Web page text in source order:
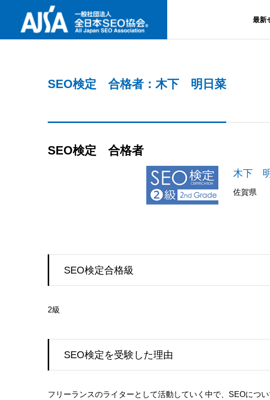
最新
最新セミナー
何故今、Instagram
要なのか？
PROJECT
検定試験
ABOUT US
ABOUT US
GREETINGS
代表挨拶
SEO検定 合格者：木下 明日菜
SEO検定 合格者
木下
佐賀県
SEO検定合格級
2級
SEO検定を受験した理由
フリーランスのライターとして活動していく中で、SEOにつ